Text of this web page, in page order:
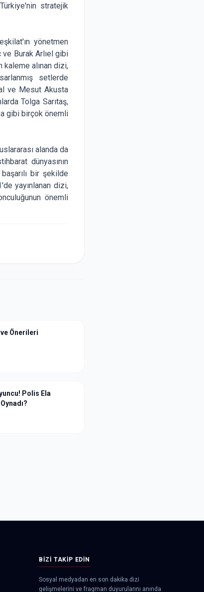
stratejik
yönetmen
ve Burak Arlıel gibi
kaleme alınan dizi,
setlerde
ve Mesut Akusta
Tolga Sarıtaş,
gibi birçok önemli
alanda da
dünyasının
bir şekilde
yayınlanan dizi,
önemli
Önerileri
Polis Ela
BIZI TAKIP EDIN
Sosyal medyadan en son dakika dizi
gelişmelerini ve fragman duyurularını anında